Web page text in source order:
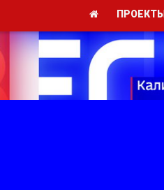
ПРОЕКТЫ